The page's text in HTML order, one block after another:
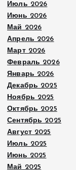
Июль 2026
Июнь 2026
Май 2026
Апрель 2026
Март 2026
Февраль 2026
Январь 2026
Декабрь 2025
Ноябрь 2025
Октябрь 2025
Сентябрь 2025
Август 2025
Июль 2025
Июнь 2025
Май 2025